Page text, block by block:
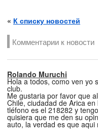
« К списку новостей
Комментарии к новости
Rolando Muruchi
Hola a todos, como ven yo
club.
Me gustaria por favor que
Chile, ciudadad de Arica
tléfono es el 218282 y
quisiera que me den su
auto, la verdad es que aqui